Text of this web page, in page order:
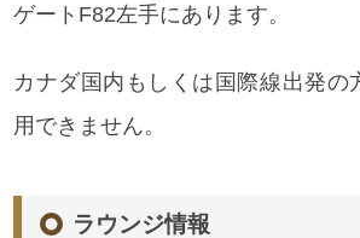
ゲートF82左手にあります。
カナダ国内もしくは国際線出発の
用できません。
ラウンジ情報